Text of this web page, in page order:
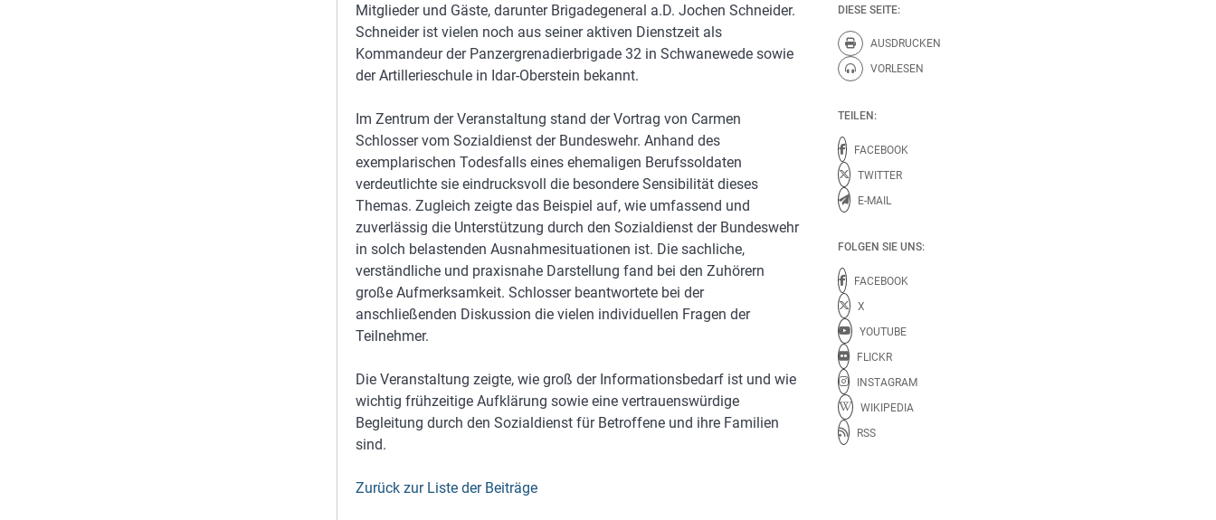
Mitglieder und Gäste, darunter Brigadegeneral a.D. Jochen Schneider.
Schneider ist vielen noch aus seiner aktiven Dienstzeit als
Kommandeur der Panzergrenadierbrigade 32 in Schwanewede sowie
der Artillerieschule in Idar-Oberstein bekannt.
Im Zentrum der Veranstaltung stand der Vortrag von Carmen
Schlosser vom Sozialdienst der Bundeswehr. Anhand des
exemplarischen Todesfalls eines ehemaligen Berufssoldaten
verdeutlichte sie eindrucksvoll die besondere Sensibilität dieses
Themas. Zugleich zeigte das Beispiel auf, wie umfassend und
zuverlässig die Unterstützung durch den Sozialdienst der Bundeswehr
in solch belastenden Ausnahmesituationen ist. Die sachliche,
verständliche und praxisnahe Darstellung fand bei den Zuhörern
große Aufmerksamkeit. Schlosser beantwortete bei der
anschließenden Diskussion die vielen individuellen Fragen der
Teilnehmer.
Die Veranstaltung zeigte, wie groß der Informationsbedarf ist und wie
wichtig frühzeitige Aufklärung sowie eine vertrauenswürdige
Begleitung durch den Sozialdienst für Betroffene und ihre Familien
sind.
Zurück zur Liste der Beiträge
DIESE SEITE:
AUSDRUCKEN
Diese Seite drucken.
VORLESEN
Diese Seite vorlesen.
TEILEN:
FACEBOOK
TWITTER
E-MAIL
FOLGEN SIE UNS:
FACEBOOK
X
YOUTUBE
FLICKR
INSTAGRAM
WIKIPEDIA
RSS